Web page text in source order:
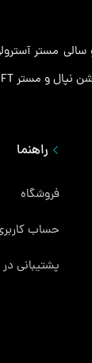
راهنما
فروشگاه
حساب
پشتیبانی در
سالی مستر